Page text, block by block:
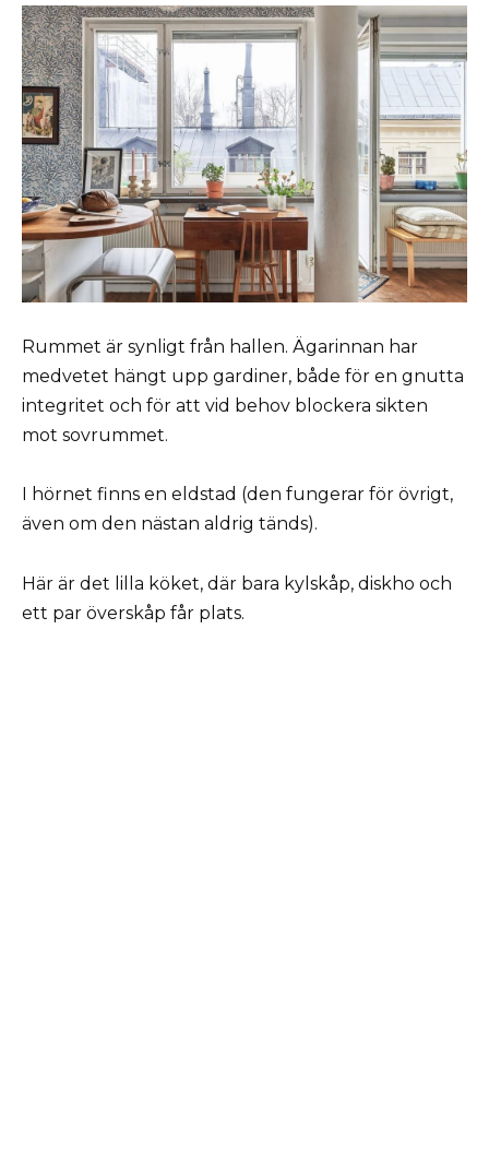
Rummet är synligt från hallen. Ägarinnan har
medvetet hängt upp gardiner, både för en gnutta
integritet och för att vid behov blockera sikten
mot sovrummet.
I hörnet finns en eldstad (den fungerar för övrigt,
även om den nästan aldrig tänds).
Här är det lilla köket, där bara kylskåp, diskho och
ett par överskåp får plats.